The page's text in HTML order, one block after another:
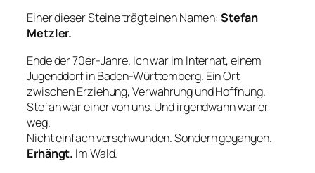
Einer dieser Steine trägt einen Namen:Stefan
Metzler.
Ende der 70er-Jahre. Ich war im Internat, einem
Jugenddorf in Baden-Württemberg. Ein Ort
zwischen Erziehung, Verwahrung und Hoffnung.
Stefan war einer von uns. Und irgendwann war er
weg.
Nicht einfach verschwunden. Sondern gegangen.
Erhängt. Im Wald.